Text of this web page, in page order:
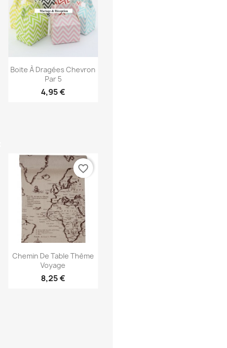
Aperçu rapide
Boite À Dragées Chevron
Par 5
4,95 €
Aperçu rapide
Chemin De Table Thème
Voyage
8,25 €
favorite_border